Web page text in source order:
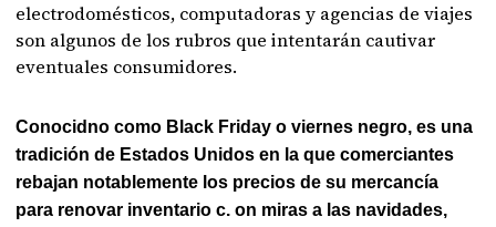
electrodomésticos, computadoras y agencias de viajes
son algunos de los rubros que intentarán cautivar
eventuales consumidores.
Conocidno como Black Friday o viernes negro, es una
tradición de Estados Unidos en la que comerciantes
rebajan notablemente los precios de su mercancía
para renovar inventario c. on miras a las navidades,